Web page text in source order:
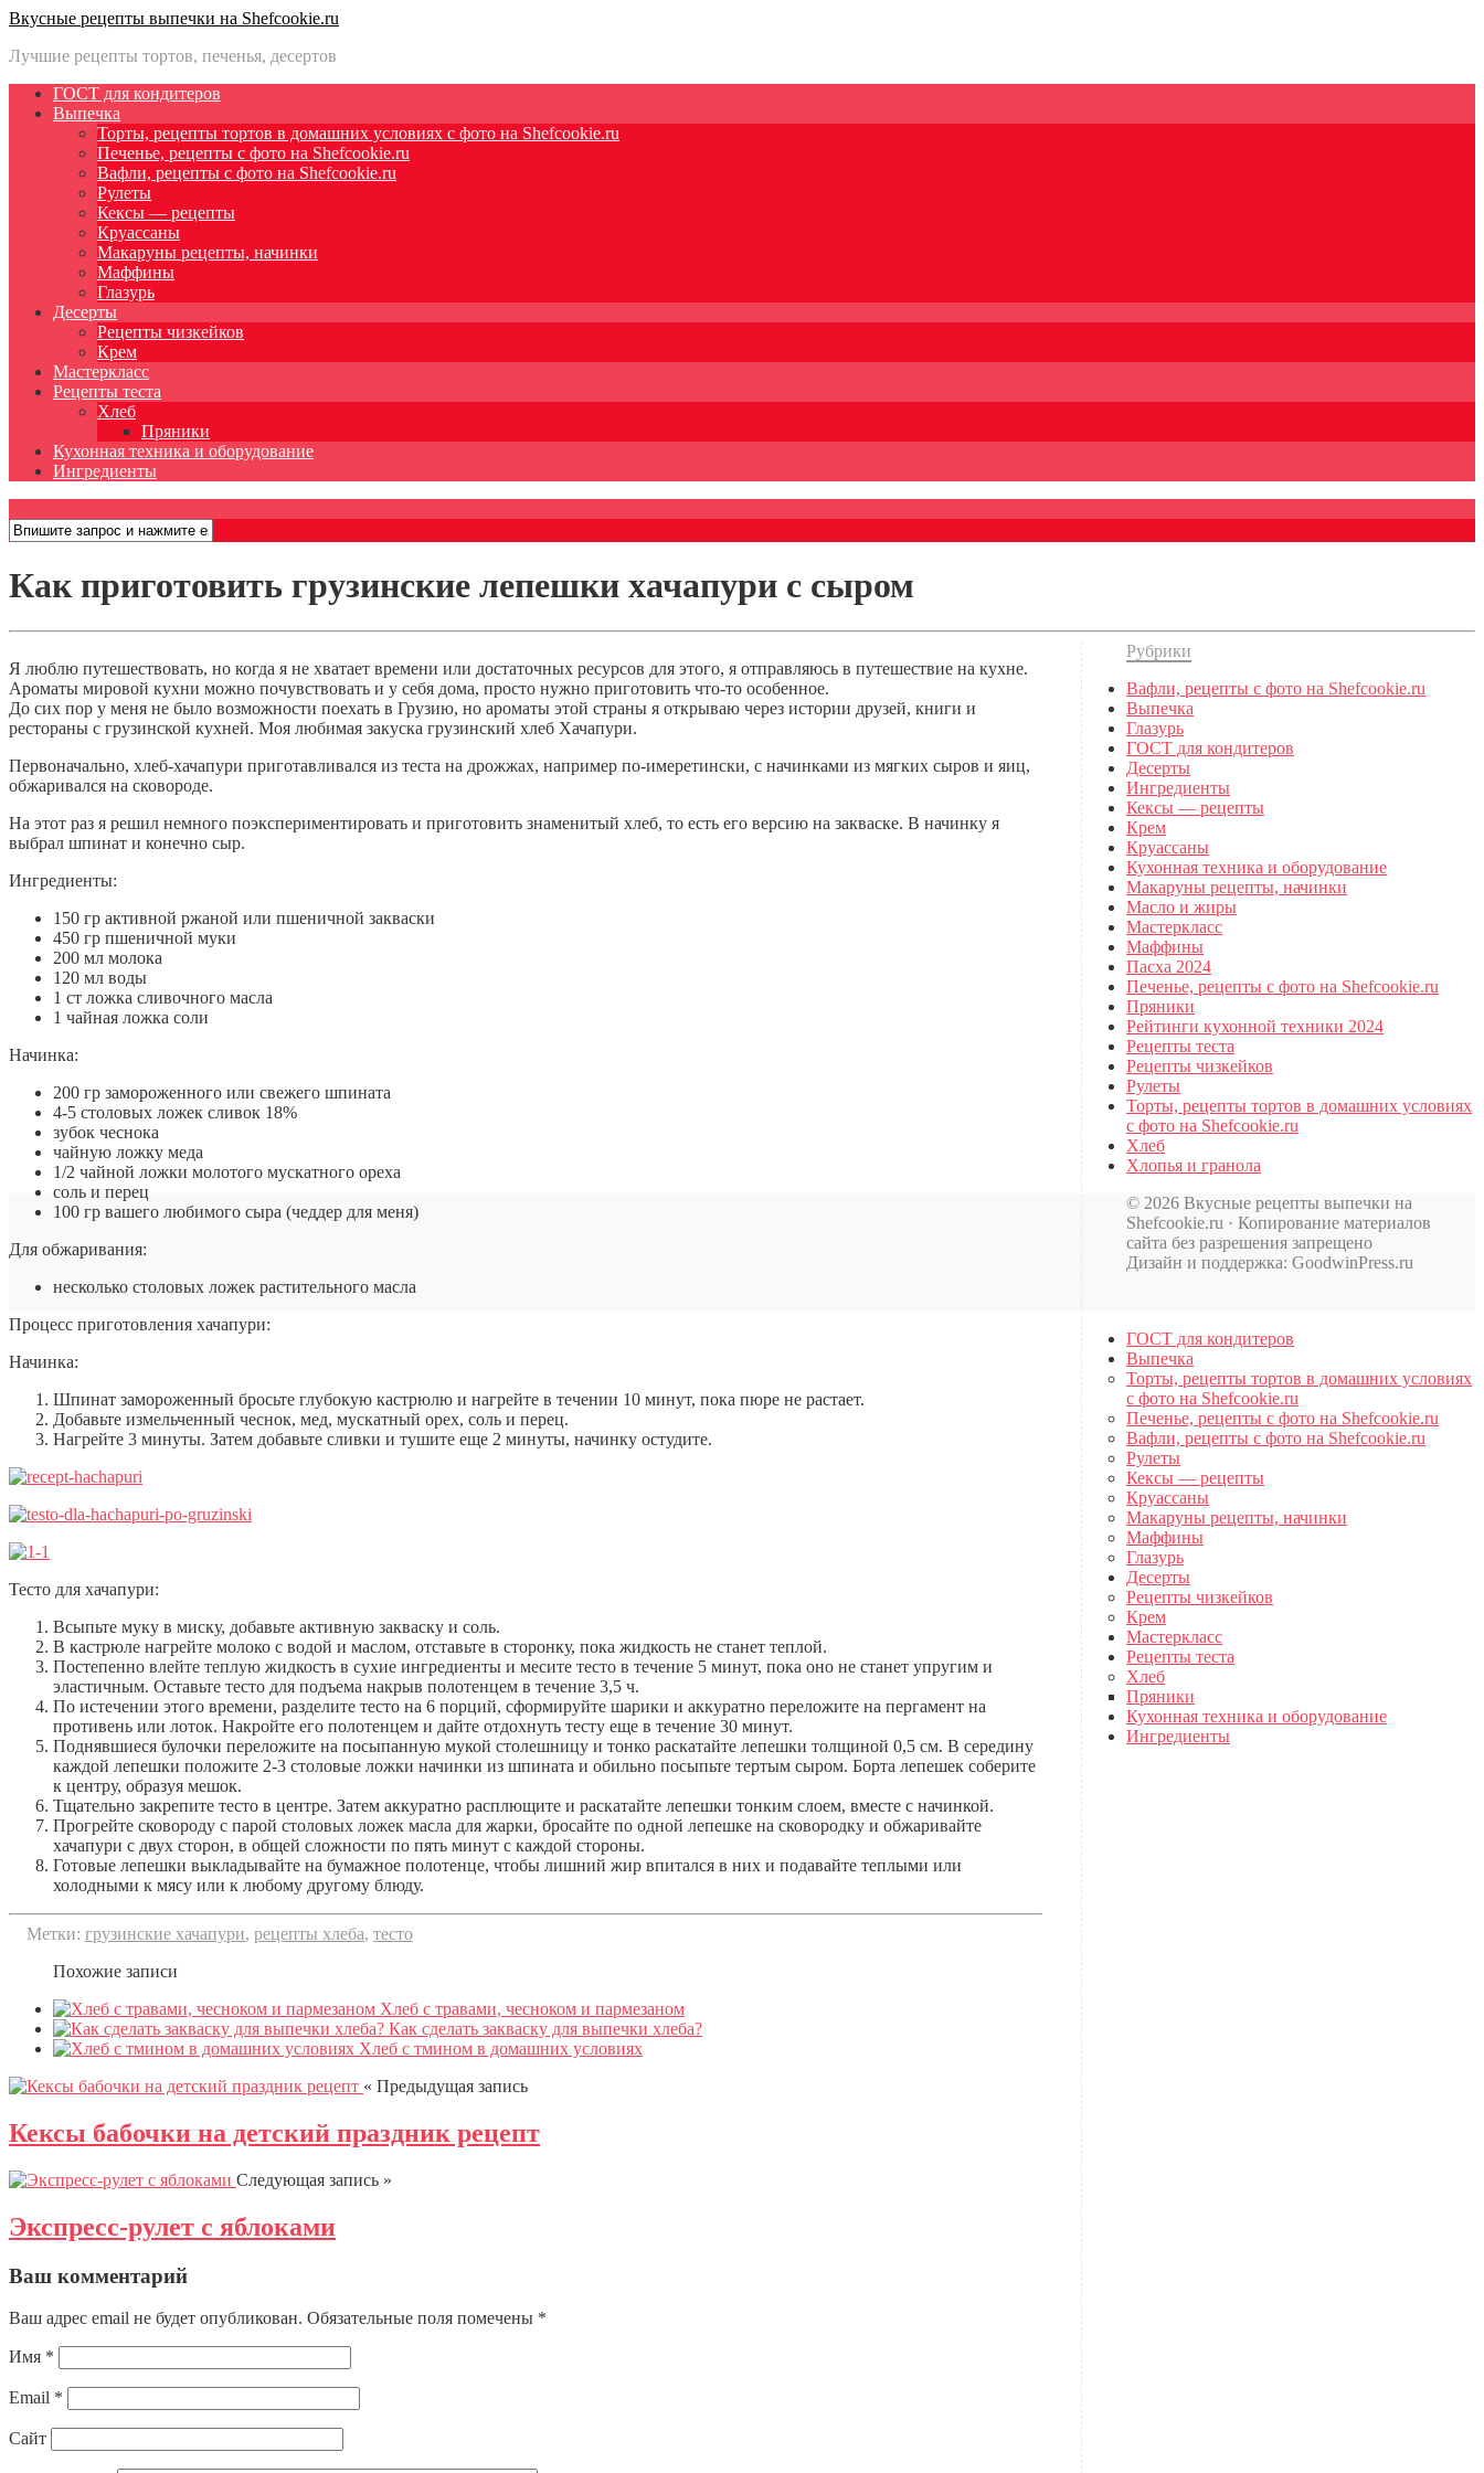
Вкусные рецепты выпечки на Shefcookie.ru
Лучшие рецепты тортов, печенья, десертов
ГОСТ для кондитеров
Выпечка
Торты, рецепты тортов в домашних условиях с фото на Shefcookie.ru
Печенье, рецепты с фото на Shefcookie.ru
Вафли, рецепты с фото на Shefcookie.ru
Рулеты
Кексы — рецепты
Круассаны
Макаруны рецепты, начинки
Маффины
Глазурь
Десерты
Рецепты чизкейков
Крем
Мастеркласс
Рецепты теста
Хлеб
Пряники
Кухонная техника и оборудование
Ингредиенты
Как приготовить грузинские лепешки хачапури с сыром
Я люблю путешествовать, но когда я не хватает времени или достаточных ресурсов для этого, я отправляюсь в путешествие на кухне.
Ароматы мировой кухни можно почувствовать и у себя дома, просто нужно приготовить что-то особенное.
До сих пор у меня не было возможности поехать в Грузию, но ароматы этой страны я открываю через истории друзей, книги и
рестораны с грузинской кухней. Моя любимая закуска грузинский хлеб Хачапури.
Первоначально, хлеб-хачапури приготавливался из теста на дрожжах, например по-имеретински, с начинками из мягких сыров и яиц,
обжаривался на сковороде.
На этот раз я решил немного поэкспериментировать и приготовить знаменитый хлеб, то есть его версию на закваске. В начинку я
выбрал шпинат и конечно сыр.
Ингредиенты:
150 гр активной ржаной или пшеничной закваски
450 гр пшеничной муки
200 мл молока
120 мл воды
1 ст ложка сливочного масла
1 чайная ложка соли
Начинка:
200 гр замороженного или свежего шпината
4-5 столовых ложек сливок 18%
зубок чеснока
чайную ложку меда
1/2 чайной ложки молотого мускатного ореха
соль и перец
100 гр вашего любимого сыра (чеддер для меня)
Для обжаривания:
несколько столовых ложек растительного масла
Процесс приготовления хачапури:
Начинка:
Шпинат замороженный бросьте глубокую кастрюлю и нагрейте в течении 10 минут, пока пюре не растает.
Добавьте измельченный чеснок, мед, мускатный орех, соль и перец.
Нагрейте 3 минуты. Затем добавьте сливки и тушите еще 2 минуты, начинку остудите.
Тесто для хачапури:
Всыпьте муку в миску, добавьте активную закваску и соль.
В кастрюле нагрейте молоко с водой и маслом, отставьте в сторонку, пока жидкость не станет теплой.
Постепенно влейте теплую жидкость в сухие ингредиенты и месите тесто в течение 5 минут, пока оно не станет упругим и
эластичным. Оставьте тесто для подъема накрыв полотенцем в течение 3,5 ч.
По истечении этого времени, разделите тесто на 6 порций, сформируйте шарики и аккуратно переложите на пергамент на
противень или лоток. Накройте его полотенцем и дайте отдохнуть тесту еще в течение 30 минут.
Поднявшиеся булочки переложите на посыпанную мукой столешницу и тонко раскатайте лепешки толщиной 0,5 см. В середину
каждой лепешки положите 2-3 столовые ложки начинки из шпината и обильно посыпьте тертым сыром. Борта лепешек соберите
к центру, образуя мешок.
Тщательно закрепите тесто в центре. Затем аккуратно расплющите и раскатайте лепешки тонким слоем, вместе с начинкой.
Прогрейте сковороду с парой столовых ложек масла для жарки, бросайте по одной лепешке на сковородку и обжаривайте
хачапури с двух сторон, в общей сложности по пять минут с каждой стороны.
Готовые лепешки выкладывайте на бумажное полотенце, чтобы лишний жир впитался в них и подавайте теплыми или
холодными к мясу или к любому другому блюду.
Метки: грузинские хачапури, рецепты хлеба, тесто
Похожие записи
Хлеб с травами, чесноком и пармезаном
Как сделать закваску для выпечки хлеба?
Хлеб с тмином в домашних условиях
« Предыдущая запись
Кексы бабочки на детский праздник рецепт
Следующая запись »
Экспресс-рулет с яблоками
Ваш комментарий
Ваш адрес email не будет опубликован. Обязательные поля помечены *
Имя *
Email *
Сайт
Рубрики
Вафли, рецепты с фото на Shefcookie.ru
Выпечка
Глазурь
ГОСТ для кондитеров
Десерты
Ингредиенты
Кексы — рецепты
Крем
Круассаны
Кухонная техника и оборудование
Макаруны рецепты, начинки
Масло и жиры
Мастеркласс
Маффины
Пасха 2024
Печенье, рецепты с фото на Shefcookie.ru
Пряники
Рейтинги кухонной техники 2024
Рецепты теста
Рецепты чизкейков
Рулеты
Торты, рецепты тортов в домашних условиях
с фото на Shefcookie.ru
Хлеб
Хлопья и гранола
© 2026 Вкусные рецепты выпечки на
Shefcookie.ru · Копирование материалов
сайта без разрешения запрещено
Дизайн и поддержка: GoodwinPress.ru
ГОСТ для кондитеров
Выпечка
Торты, рецепты тортов в домашних условиях
с фото на Shefcookie.ru
Печенье, рецепты с фото на Shefcookie.ru
Вафли, рецепты с фото на Shefcookie.ru
Рулеты
Кексы — рецепты
Круассаны
Макаруны рецепты, начинки
Маффины
Глазурь
Десерты
Рецепты чизкейков
Крем
Мастеркласс
Рецепты теста
Хлеб
Пряники
Кухонная техника и оборудование
Ингредиенты